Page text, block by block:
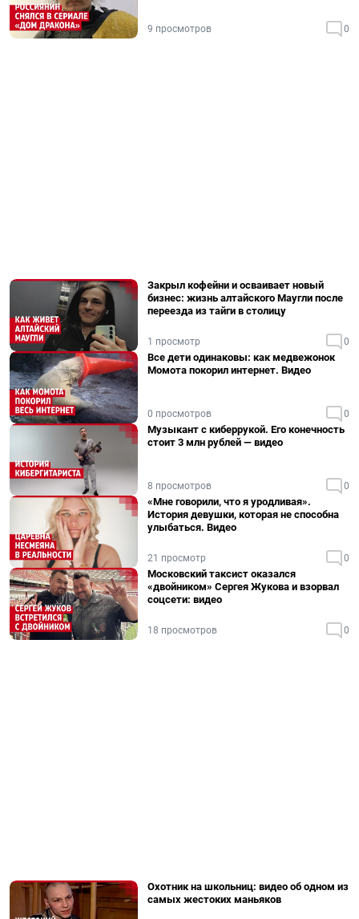
9 просмотров 0
Закрыл кофейни и осваивает новый
бизнес: жизнь алтайского Маугли после
переезда из тайги в столицу
1 просмотр 0
Все дети одинаковы: как медвежонок
Момота покорил интернет. Видео
0 просмотров 0
Музыкант с киберрукой. Его конечность
стоит 3 млн рублей — видео
8 просмотров 0
«Мне говорили, что я уродливая».
История девушки, которая не способна
улыбаться. Видео
21 просмотр 0
Московский таксист оказался
«двойником» Сергея Жукова и взорвал
соцсети: видео
18 просмотров 0
Охотник на школьниц: видео об одном из
самых жестоких маньяков